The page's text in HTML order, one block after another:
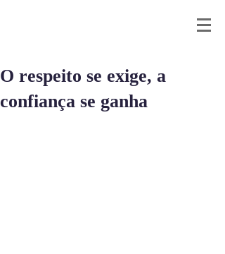
O respeito se exige, a
confiança se ganha